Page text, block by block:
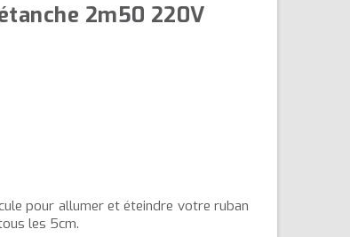
2m50 220V
pour allumer et éteindre votre ruban
les 5cm.